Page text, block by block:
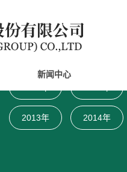
新闻中心
2013年 2014年